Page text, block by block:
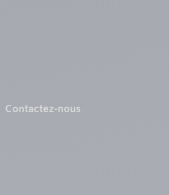
Contactez-nous